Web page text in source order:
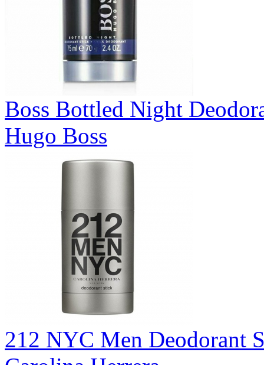
Boss Bottled Night
Hugo Boss
212 NYC Men Deodorant